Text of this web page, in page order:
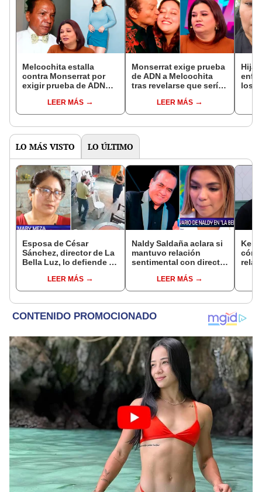
Melcochita estalla
contra Monserrat por
exigir prueba de ADN
de su novia de 22 años:
“¿A ella qué le
LEER MÁS
Monserrat exige prueba
de ADN a Melcochita
tras revelarse que sería
“Le están viendo la
cara”
LEER MÁS
Hija
los
LO MÁS VISTO LO ÚLTIMO
Esposa de César
Sánchez, director de La
Bella Luz, lo defiende y
relación clandestina
con Naldy Saldaña:
LEER MÁS
Naldy Saldaña aclara si
mantuvo relación
sentimental con director
denunciarlo por
tocamientos: “Me
LEER MÁS